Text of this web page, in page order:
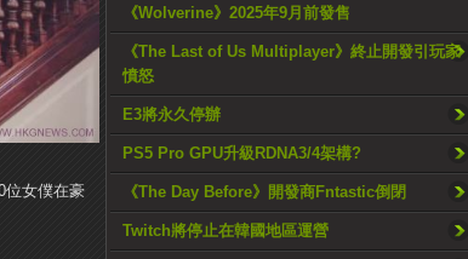
《Wolverine》2025年9月前發售
《The Last of Us Multiplayer》終止開發引玩家
憤怒
E3將永久停辦
PS5 Pro GPU升級RDNA3/4架構?
《The Day Before》開發商Fntastic倒閉
Twitch將停止在韓國地區運營
位女僕在豪